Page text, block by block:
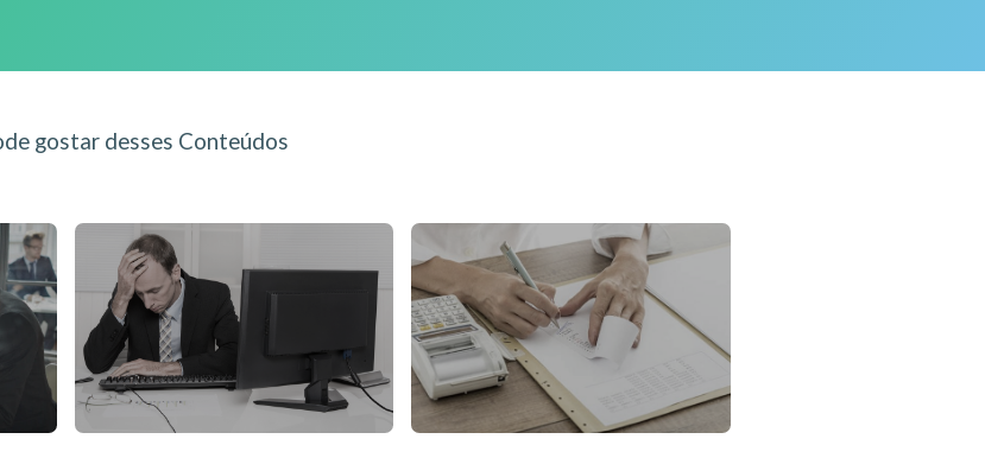
gostar desses Conteúdos